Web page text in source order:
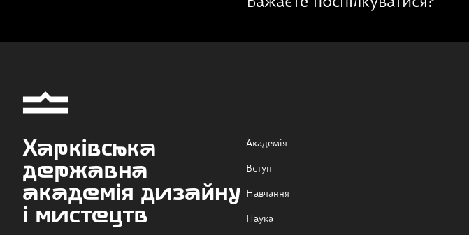
Харківська
державна
академія дизайну
і мистецтв
Академія
Вступ
Навчання
Наука